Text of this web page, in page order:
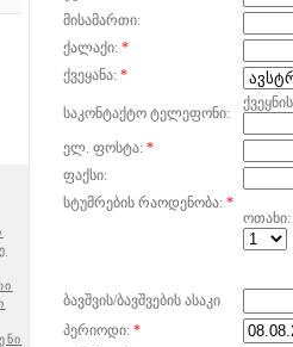
ე
მისამართი:
ქალაქი: *
ქვეყანა: *
საკონტაქტო ტელეფონი:
ელ. ფოსტა: *
ფაქსი:
სტუმრების რაოდენობა: *
ოთახი:
ბავშვის/ბავშვების ასაკი
პერიოდი: *